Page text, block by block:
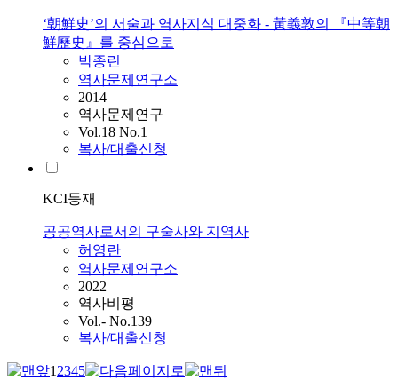
‘朝鮮史’의 서술과 역사지식 대중화 - 黃義敦의 『中等朝
鮮歷史』를 중심으로
박종린
역사문제연구소
2014
역사문제연구
Vol.18 No.1
복사/대출신청
KCI등재
공공역사로서의 구술사와 지역사
허영란
역사문제연구소
2022
역사비평
Vol.- No.139
복사/대출신청
12345